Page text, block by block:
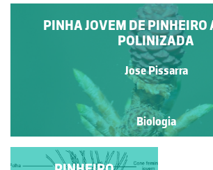
PINHA JOVEM DE PINHEIRO
POLINIZADA
Jose Pissarra
Biologia